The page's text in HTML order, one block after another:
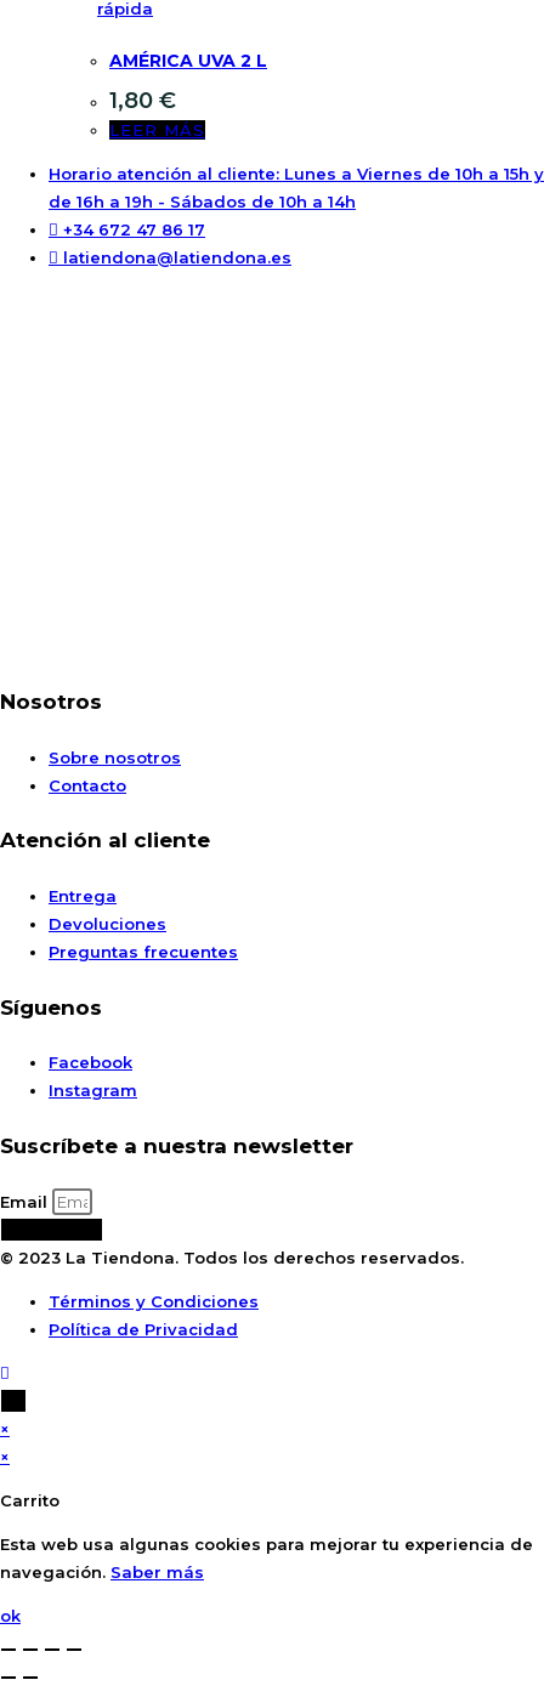
rápida
AMÉRICA UVA 2 L
1,80 €
LEER MÁS
Horario atención al cliente: Lunes a Viernes de 10h a 15h y
de 16h a 19h - Sábados de 10h a 14h
+34 672 47 86 17
latiendona@latiendona.es
Nosotros
Sobre nosotros
Contacto
Atención al cliente
Entrega
Devoluciones
Preguntas frecuentes
Síguenos
Facebook
Instagram
Suscríbete a nuestra newsletter
Email
© 2023 La Tiendona. Todos los derechos reservados.
Términos y Condiciones
Política de Privacidad
×
×
Carrito
Esta web usa algunas cookies para mejorar tu experiencia de
navegación. Saber más
ok